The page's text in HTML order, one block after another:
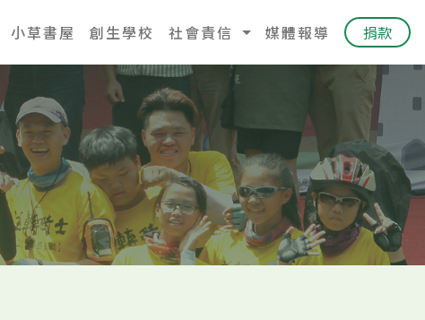
小草書屋 創生學校 社會責信 媒體報導 捐款